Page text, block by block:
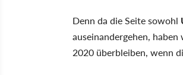
Denn da die Seite sowohl
auseinandergehen,
2020 überbleiben, wenn